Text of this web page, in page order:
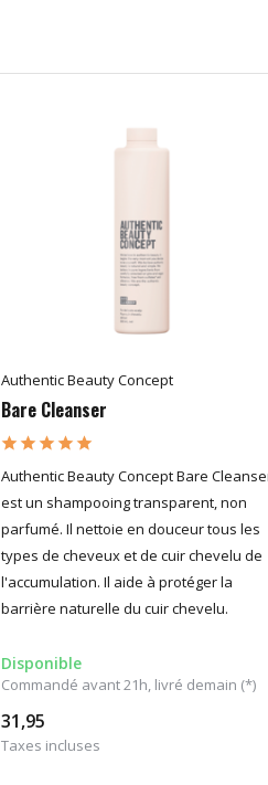
Authentic Beauty Concept
Bare Cleanser
Authentic Beauty Concept Bare
est un shampooing transparent, non
parfumé. Il nettoie en douceur tous les
types de cheveux et de cuir chevelu de
l'accumulation. Il aide à protéger la
barrière naturelle du cuir chevelu.
Disponible
Commandé avant 21h, livré demain (*)
31,95
Taxes incluses